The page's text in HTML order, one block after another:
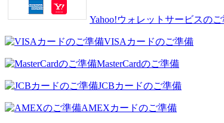
Yahoo!ウォレットサービスの
VISAカードのご準備
MasterCardのご準備
JCBカードのご準備
AMEXカードのご準備